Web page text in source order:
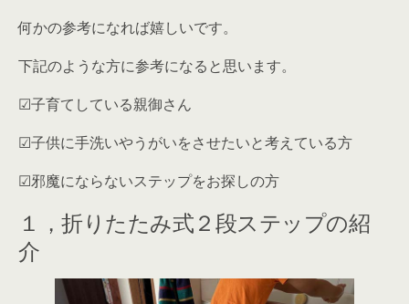
何かの参考になれば嬉しいです。
下記のような方に参考になると思います。
☑子育てしている親御さん
☑子供に手洗いやうがいをさせたいと考えている方
☑邪魔にならないステップをお探しの方
１，折りたたみ式２段ステップの紹
介